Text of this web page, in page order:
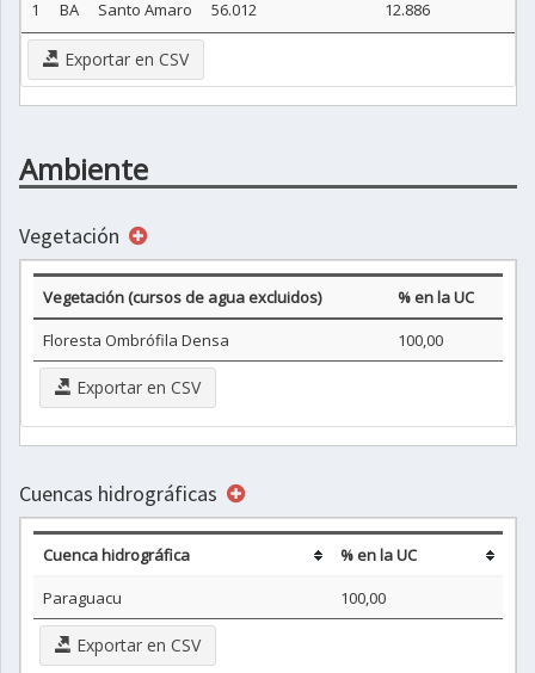
1
BA Santo Amaro 56.012 12.886
Exportar en CSV
Ambiente
Vegetación
Vegetación (cursos de agua excluidos)
% en la UC
Floresta Ombrófila Densa
100,00
Exportar en CSV
Cuencas hidrográficas
Cuenca hidrográfica
% en la UC
Paraguacu
100,00
Exportar en CSV